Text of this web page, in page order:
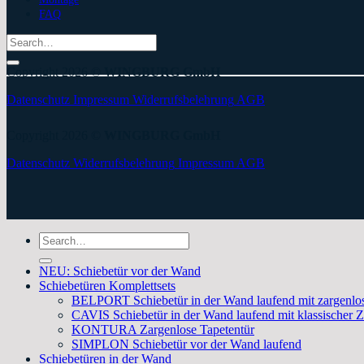
FAQ
Search
for:
Copyright 2026 ©WINGBURG GmbH
Datenschutz Impressum Widerrufsbelehrung AGB
Datenschutz Widerrufsbelehrung Impressum AGB
Search
for:
NEU: Schiebetür vor der Wand
Schiebetüren Komplettsets
BELPORT Schiebetür in der Wand laufend mit
CAVIS Schiebetür in der Wand laufend mit klassischer
KONTURA Zargenlose Tapetentür
SIMPLON Schiebetür vor der Wand laufend
Schiebetüren in der Wand